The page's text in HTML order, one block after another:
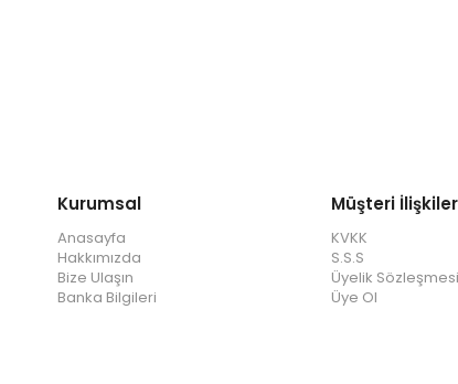
Kurumsal
Anasayfa
Hakkımızda
Bize Ulaşın
Banka Bilgileri
Müşteri
KVKK
S.S.S
Üyelik Sözleşmesi
Üye Ol